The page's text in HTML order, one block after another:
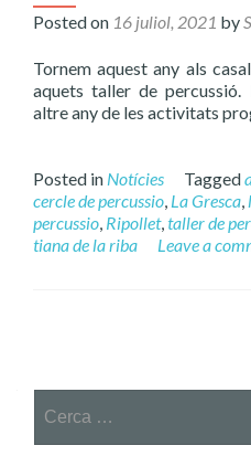
Posted on 16 juliol, 2021 by
Tornem aquest any als
aquets taller de
altre any de les activitats
Posted in Notícies Tagged
cercle de percussio, La Gresca,
percussio, Ripollet,taller de
tiana de la riba
Leave a
navigation